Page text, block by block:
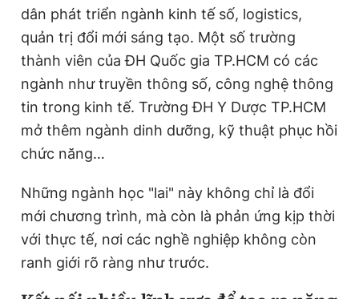
dân phát triển ngành kinh tế số, logistics,
quản trị đổi mới sáng tạo. Một số trường
thành viên của ĐH Quốc gia TP.HCM có các
ngành như truyền thông số, công nghệ thông
tin trong kinh tế. Trường ĐH Y Dược TP.HCM
mở thêm ngành dinh dưỡng, kỹ thuật phục hồi
chức năng…
Những ngành học "lai" này không chỉ là đổi
mới chương trình, mà còn là phản ứng kịp thời
với thực tế, nơi các nghề nghiệp không còn
ranh giới rõ ràng như trước.